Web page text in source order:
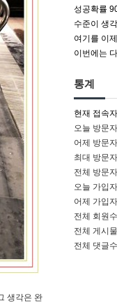
생각은 완
성공확률
수준이 생
여기를 이
이번에는
통계
현재 접속자
오늘 방문자
어제 방문자
최대 방문자
전체 방문자
오늘 가입자
어제 가입자
전체 회원수
전체 게시물
전체 댓글수